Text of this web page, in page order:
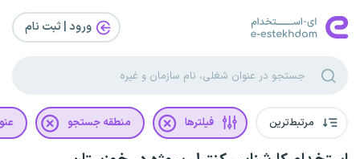
ورود | ثبت‌ نام
مرتبط‌ترین فیلترها منطقه جستجو